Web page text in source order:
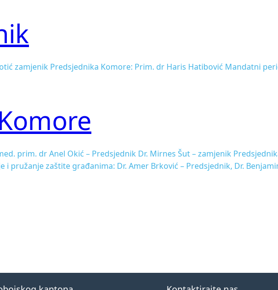
zamjenik Predsjednika Komore: Prim. dr Haris Hatibović Mandatni
prim. dr Anel Okić – Predsjednik Dr. Mirnes Šut – zamjenik
pružanje zaštite građanima: Dr. Amer Brković – Predsjednik, Dr.